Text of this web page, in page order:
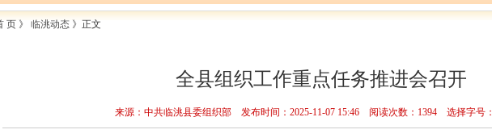
页 》 临洮动态 》正文
全县组织工作重点任务推进会召开
来源：中共临洮县委组织部 发布时间：2025-11-07 15:46 阅读次数： 1394选择字号：